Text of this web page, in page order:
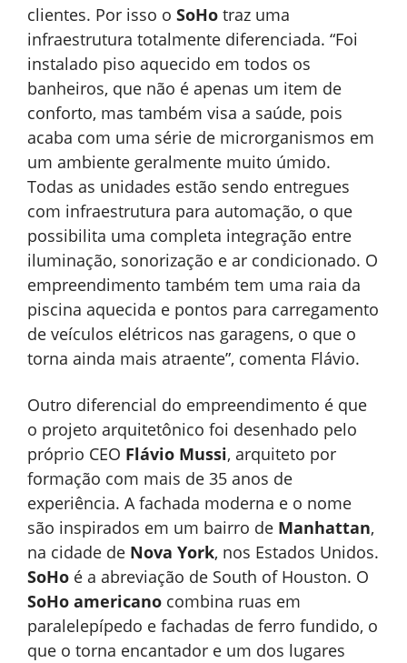
clientes. Por isso o SoHo traz uma
infraestrutura totalmente diferenciada. “Foi
instalado piso aquecido em todos os
banheiros, que não é apenas um item de
conforto, mas também visa a saúde, pois
acaba com uma série de microrganismos em
um ambiente geralmente muito úmido.
Todas as unidades estão sendo entregues
com infraestrutura para automação, o que
possibilita uma completa integração entre
iluminação, sonorização e ar condicionado. O
empreendimento também tem uma raia da
piscina aquecida e pontos para carregamento
de veículos elétricos nas garagens, o que o
torna ainda mais atraente”, comenta Flávio.
Outro diferencial do empreendimento é que
o projeto arquitetônico foi desenhado pelo
próprio CEO Flávio Mussi, arquiteto por
formação com mais de 35 anos de
experiência. A fachada moderna e o nome
são inspirados em um bairro de Manhattan,
na cidade de Nova York, nos Estados Unidos.
SoHo é a abreviação de South of Houston. O
SoHo americano combina ruas em
paralelepípedo e fachadas de ferro fundido, o
que o torna encantador e um dos lugares